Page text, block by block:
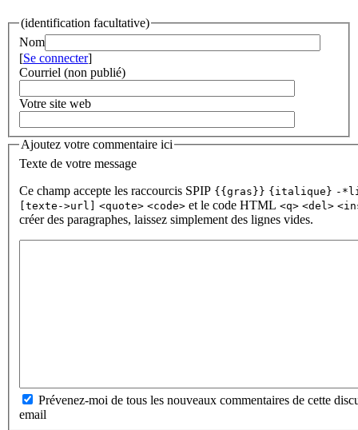
(identification facultative)
Nom
[Se connecter]
Courriel (non publié)
Votre site web
Ajoutez votre commentaire ici
Texte de votre message
Ce champ accepte les raccourcis SPIP {{gras}} {italique} -
[texte->url] <quote> <code> et le code HTML <q> <del>
créer des paragraphes, laissez simplement des lignes vides.
Prévenez-moi de tous les nouveaux commentaires de cette
email